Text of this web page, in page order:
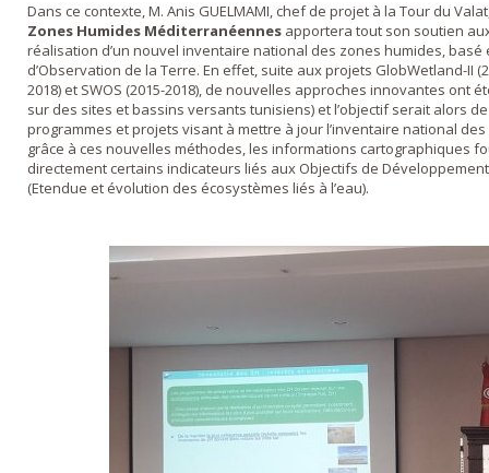
Dans ce contexte, M. Anis GUELMAMI, chef de projet à la Tour du
Zones Humides Méditerranéennes apportera tout son soutien
réalisation d’un nouvel inventaire national des zones humides,
d’Observation de la Terre. En effet, suite aux projets GlobWetland-II
2018) et SWOS (2015-2018), de nouvelles approches innovantes ont
sur des sites et bassins versants tunisiens) et l’objectif serait alors
programmes et projets visant à mettre à jour l’inventaire national
grâce à ces nouvelles méthodes, les informations cartographiques
directement certains indicateurs liés aux Objectifs de Développement
(Etendue et évolution des écosystèmes liés à l’eau).